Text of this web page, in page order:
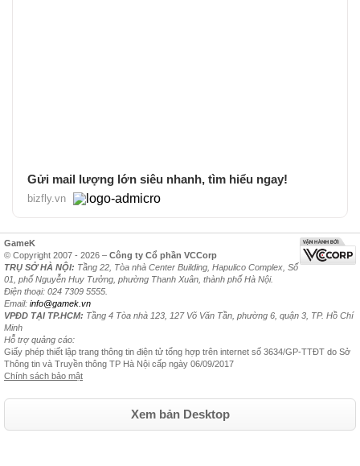
Gửi mail lượng lớn siêu nhanh, tìm hiểu ngay!
bizfly.vn
GameK
© Copyright 2007 - 2026 – Công ty Cổ phần VCCorp
TRỤ SỞ HÀ NỘI: Tầng 22, Tòa nhà Center Building, Hapulico Complex, Số
01, phố Nguyễn Huy Tưởng, phường Thanh Xuân, thành phố Hà Nội.
Điện thoại: 024 7309 5555.
Email: info@gamek.vn
VPĐD TẠI TP.HCM: Tầng 4 Tòa nhà 123, 127 Võ Văn Tần, phường 6, quận 3, TP. Hồ Chí
Minh
Hỗ trợ quảng cáo:
Giấy phép thiết lập trang thông tin điện tử tổng hợp trên internet số 3634/GP-TTĐT do Sở
Thông tin và Truyền thông TP Hà Nội cấp ngày 06/09/2017
Chính sách bảo mật
Xem bản Desktop